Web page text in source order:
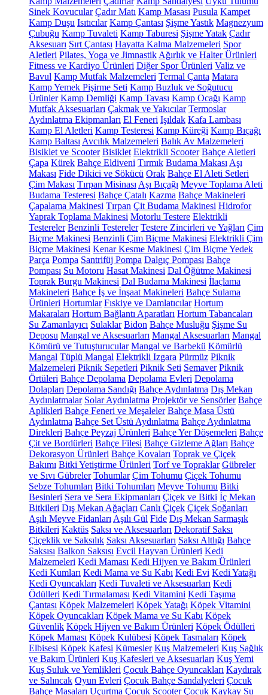
Sinek Kovucular Çadır Matı Kamp Masası Pusula Kampet
Kamp Duşu Isıtıcılar Kamp Çantası Şişme Yastık Magnezyum
Çubuğu Kamp Tuvaleti Kamp Taburesi Şişme Yatak Çadır
Aksesuarı Sırt Çantası Hayatta Kalma Malzemeleri Spor
Aletleri Pilates, Yoga ve Jimnastik Ağırlık ve Halter Ürünleri
Fitness ve Kardiyo Ürünleri Diğer Spor Ürünleri Valiz ve
Bavul Kamp Mutfak Malzemeleri Termal Çanta Matara
Kamp Yemek Pişirme Seti Kamp Buzluk ve Soğutucu
Ürünler Kamp Demliği Kamp Tavası Kamp Ocağı Kamp
Mutfak Aksesuarları Çakmak ve Yakıcılar Termoslar
Aydınlatma Ekipmanları El Feneri Işıldak Kafa Lambası
Kamp El Aletleri Kamp Testeresi Kamp Küreği Kamp Bıçağı
Kamp Baltası Avcılık Malzemeleri Balık Av Malzemeleri
Bisiklet ve Scooter Bisiklet Elektrikli Scooter Bahçe Aletleri
Çapa Kürek Bahçe Eldiveni Tırmık Budama Makası Aşı
Makası Fide Dikici ve Sökücü Orak Bahçe El Aleti Setleri
Çim Makası Tırpan Misinası Aşı Bıçağı Meyve Toplama Aleti
Budama Testeresi Bahçe Çatalı Kazma Bahçe Makineleri
Çapalama Makinesi Tırpan Çit Budama Makinesi Hidrofor
Yaprak Toplama Makinesi Motorlu Testere Elektrikli
Testereler Benzinli Testereler Testere Zincirleri ve Yağları Çim
Biçme Makinesi Benzinli Çim Biçme Makinesi Elektrikli Çim
Biçme Makinesi Kenar Kesme Makinesi Çim Biçme Yedek
Parça Pompa Santrifüj Pompa Dalgıç Pompası Bahçe
Pompası Su Motoru Hasat Makinesi Dal Öğütme Makinesi
Toprak Burgu Makinesi Dal Budama Makinesi İlaçlama
Makineleri Bahçe İş ve İnşaat Makineleri Bahçe Sulama
Ürünleri Hortumlar Fıskiye ve Damlatıcılar Hortum
Makaraları Hortum Bağlantı Aparatları Hortum Tabancaları
Su Zamanlayıcı Sulaklar Bidon Bahçe Musluğu Şişme Su
Deposu Mangal ve Aksesuarları Mangal Aksesuarları Mangal
Kömürü ve Tutuşturucular Mangal ve Barbekü Kömürlü
Mangal Tüplü Mangal Elektrikli Izgara Pürmüz Piknik
Malzemeleri Piknik Sepetleri Piknik Seti Semaver Piknik
Örtüleri Bahçe Depolama Depolama Evleri Depolama
Dolapları Depolama Sandığı Bahçe Aydınlatma Dış Mekan
Aydınlatmalar Solar Aydınlatma Projektör ve Sensörler Bahçe
Aplikleri Bahçe Feneri ve Meşaleler Bahçe Masa Üstü
Aydınlatma Bahçe Set Üstü Aydınlatma Bahçe Aydınlatma
Direkleri Bahçe Peyzaj Ürünleri Bahçe Yer Döşemeleri Bahçe
Çit ve Bordürleri Bahçe Filesi Bahçe Gizleme Ağları Bahçe
Dekorasyon Ürünleri Bahçe Kovaları Toprak ve Çiçek
Bakımı Bitki Yetiştirme Ürünleri Torf ve Topraklar Gübreler
ve Sıvı Gübreler Tohumlar Çim Tohumu Çiçek Tohumu
Sebze Tohumları Bitki Tohumları Meyve Tohumu Bitki
Besinleri Sera ve Sera Ekipmanları Çiçek ve Bitki İç Mekan
Bitkileri Dış Mekan Ağaçları Canlı Çiçek Çiçek Soğanları
Aşılı Meyve Fidanları Aşılı Gül Fide Dış Mekan Sarmaşık
Bitkileri Kaktüs Saksı ve Aksesuarları Dekoratif Saksı
Çiçeklik ve Saksılık Saksı Aksesuarları Saksı Altlığı Bahçe
Saksısı Balkon Saksısı Evcil Hayvan Ürünleri Kedi
Malzemeleri Kedi Maması Kedi Hijyen ve Bakım Ürünleri
Kedi Kumları Kedi Mama ve Su Kabı Kedi Evi Kedi Yatağı
Kedi Oyuncakları Kedi Tuvaleti ve Aksesuarları Kedi
Ödülleri Kedi Tırmalaması Kedi Vitamini Kedi Taşıma
Çantası Köpek Malzemeleri Köpek Yatağı Köpek Vitamini
Köpek Oyuncakları Köpek Mama ve Su Kabı Köpek
Güvenlik Köpek Hijyen ve Bakım Ürünleri Köpek Ödülleri
Köpek Maması Köpek Kulübesi Köpek Tasmaları Köpek
Elbisesi Köpek Kafesi Kümesler Kuş Malzemeleri Kuş Sağlık
ve Bakım Ürünleri Kuş Kafesleri ve Aksesuarları Kuş Yemi
Kuş Suluk ve Yemlikleri Çocuk Bahçe Oyuncakları Kaydırak
ve Salıncak Oyun Evleri Çocuk Bahçe Sandalyeleri Çocuk
Bahçe Masaları Uçurtma Çocuk Scooter Çocuk Kaykay Su